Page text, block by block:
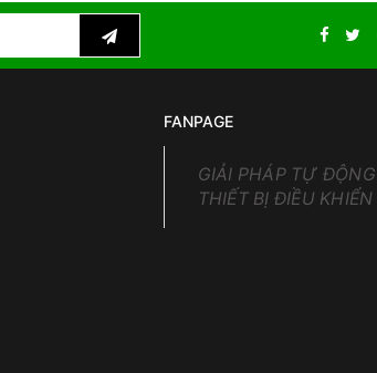
FANPAGE
GIẢI PHÁP TỰ ĐỘNG
THIẾT BỊ ĐIỀU KHIỂN